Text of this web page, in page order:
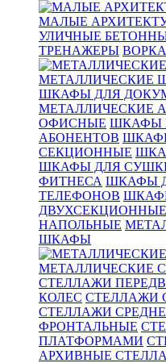
МАЛЫЕ
УЛИЧНЫЕ
ТРЕНАЖЕРЫ
МЕТАЛЛИЧЕСКИЕ
ШКАФЫ ДЛЯ
МЕТАЛЛИЧЕСКИЕ
ОФИСНЫЕ ШКАФЫ
АБОНЕНТОВ
СЕКЦИОННЫЕ
ШКАФЫ ДЛЯ
ФИТНЕСА ШКАФЫ
ТЕЛЕФОНОВ
ДВУХСЕКЦИОННЫЕ
НАПОЛЬНЫЕ
ШКАФЫ
МЕТАЛЛИЧЕСКИЕ
СТЕЛЛАЖИ
КОЛЕС СТЕЛЛАЖИ
СТЕЛЛАЖИ
ФРОНТАЛЬНЫЕ
ПЛАТФОРМАМИ
АРХИВНЫЕ